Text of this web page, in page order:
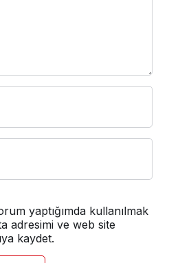
yaptığımda kullanılmak
adresimi ve web site
kaydet.